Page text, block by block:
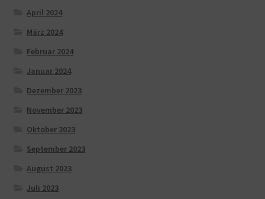
April 2024
März 2024
Februar 2024
Januar 2024
Dezember 2023
November 2023
Oktober 2023
September 2023
August 2023
Juli 2023